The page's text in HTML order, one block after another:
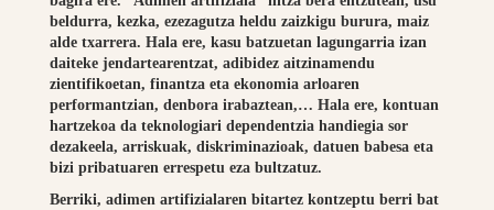
beldurra, kezka, ezezagutza heldu zaizkigu burura, maiz
alde txarrera. Hala ere, kasu batzuetan lagungarria izan
daiteke jendartearentzat, adibidez aitzinamendu
zientifikoetan, finantza eta ekonomia arloaren
performantzian, denbora irabaztean,… Hala ere, kontuan
hartzekoa da teknologiari dependentzia handiegia sor
dezakeela, arriskuak, diskriminazioak, datuen babesa eta
bizi pribatuaren errespetu eza bultzatuz.
Berriki, adimen artifizialaren bitartez kontzeptu berri bat